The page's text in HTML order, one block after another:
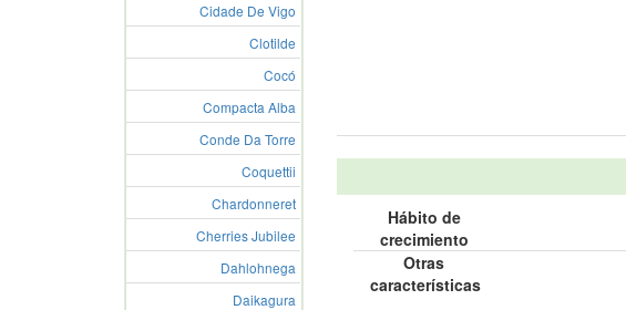
Cidade De Vigo
Clotilde
Cocó
Compacta Alba
Conde Da Torre
Coquettii
Chardonneret
Cherries Jubilee
Dahlohnega
Daikagura
Hábito de
crecimiento
Otras
características